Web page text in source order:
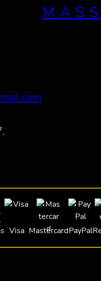
Visa MastercardPayPal